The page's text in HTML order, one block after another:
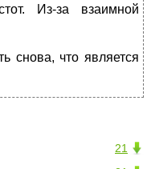
Из-за взаимной
снова, что является
21